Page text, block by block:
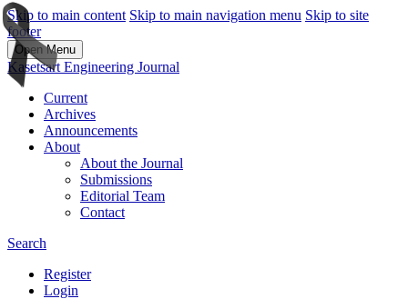
Skip to main content Skip to main navigation menu Skip to site
footer
Open Menu
Kasetsart Engineering Journal
Current
Archives
Announcements
About
About the Journal
Submissions
Editorial Team
Contact
Search
Register
Login